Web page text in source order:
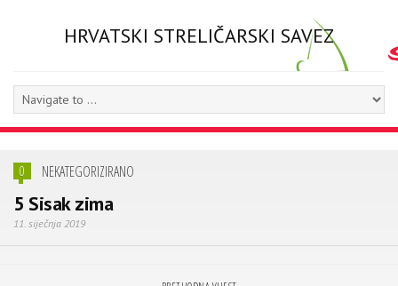
HRVATSKI STRELIČARSKI SAVEZ
0 NEKATEGORIZIRANO
5 Sisak zima
11. siječnja 2019